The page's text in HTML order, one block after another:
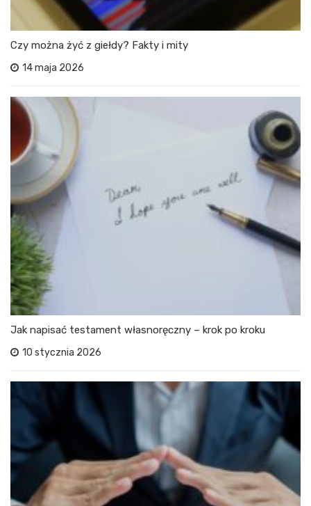
Czy można żyć z giełdy? Fakty i mity
14 maja 2026
Jak napisać testament własnoręczny – krok po kroku
10 stycznia 2026